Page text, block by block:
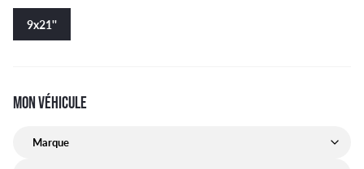
9x21''
MON VÉHICULE